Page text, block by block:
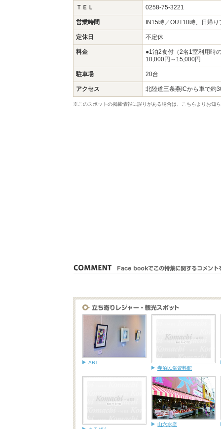
ＴＥＬ 0258-75-3221
営業時間 IN15時／OUT10時、日帰
定休日 不定休
料金
●1泊2食付（2名1室利用時
10,000円～15,000円
駐車場 20台
アクセス 北陸道三条燕ICから車で約
※このスポットの掲載情報に誤りがある場合は、こちらよりお知
ART
寺泊民俗資料館
山六水産